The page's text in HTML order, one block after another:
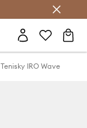
Tenisky IRO Wave